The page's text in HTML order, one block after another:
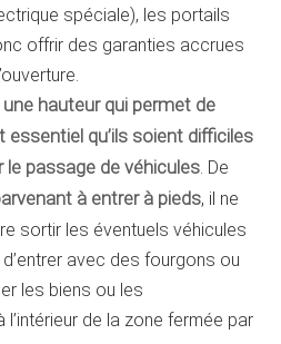
spéciale), les portails
offrir des garanties accrues
hauteur qui permet de
essentiel qu’ils soient difficiles
le passage de véhicules. De
à entrer à pieds, il ne
sortir les éventuels véhicules
d’entrer avec des fourgons ou
les biens ou les
de la zone fermée par